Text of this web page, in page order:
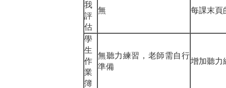
我
評
估
無 每課末頁
學
生
作
業
簿
無聽力練習，老師需自行
準備
增加聽力